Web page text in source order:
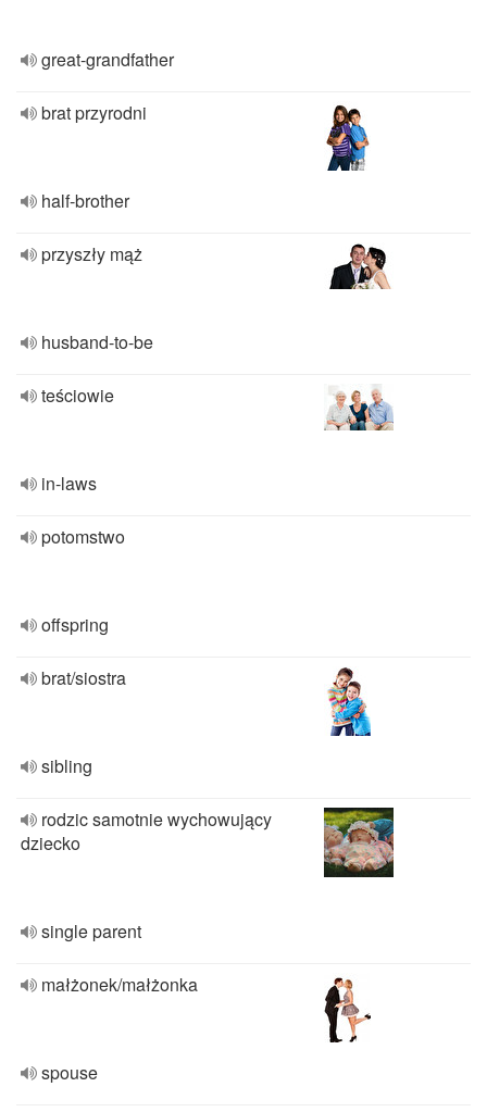
great-grandfather
brat przyrodni
half-brother
przyszły mąż
husband-to-be
teściowie
in-laws
potomstwo
offspring
brat/siostra
sibling
rodzic samotnie wychowujący
dziecko
single parent
małżonek/małżonka
spouse